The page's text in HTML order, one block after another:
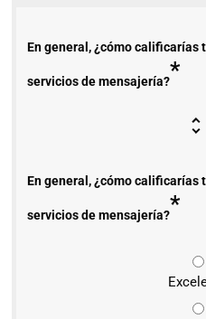
En general, ¿cómo calificarías
servicios de mensajería?*
En general, ¿cómo calificarías
servicios de mensajería?*